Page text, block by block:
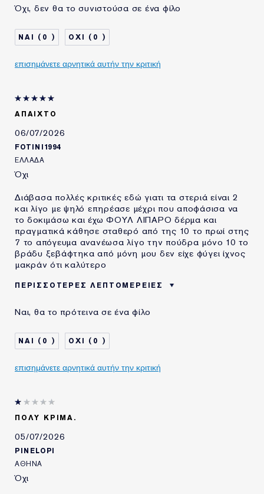
Όχι, δεν θα το συνιστούσα σε ένα φίλο
0 0
επισημάνετε αρνητικά αυτήν την κριτική
ΑΠΑΙΧΤΟ
06/07/2026
FOTINI1994
ΕΛΛΆΔΑ
Όχι
Διάβασα πολλές κριτικές εδώ γιατι τα στεριά είναι 2
και λίγο με ψηλό επηρέασε μέχρι που αποφάσισα να
το δοκιμάσω και έχω ΦΟΥΛ ΛΙΠΑΡΟ δέρμα και
πραγματικά κάθησε σταθερό από της 10 το πρωί στης
7 το απόγευμα ανανέωσα λίγο την πούδρα μόνο 10 το
βράδυ ξεβάφτηκα από μόνη μου δεν είχε φύγει ίχνος
μακράν ότι καλύτερο
ΠΕΡΙΣΣΌΤΕΡΕΣ ΛΕΠΤΟΜΈΡΕΙΕΣ
ΤΥΠΟΣ ΔΕΡΜΑΤΟΣ
ΛΙΠΑΡΟ
ΑΝΑΓΚΗ ΕΠΙΔΕΡΜΙΔΑΣ
ΠΡΟΪΟΝΤΑ ESTÉE
LAUDER ΓΙΑ
Ναι, θα το πρότεινα σε ένα φίλο
0 0
επισημάνετε αρνητικά αυτήν την κριτική
ΠΟΛΥ ΚΡΙΜΑ.
05/07/2026
PINELOPI
ΑΘΗΝΑ
Όχι